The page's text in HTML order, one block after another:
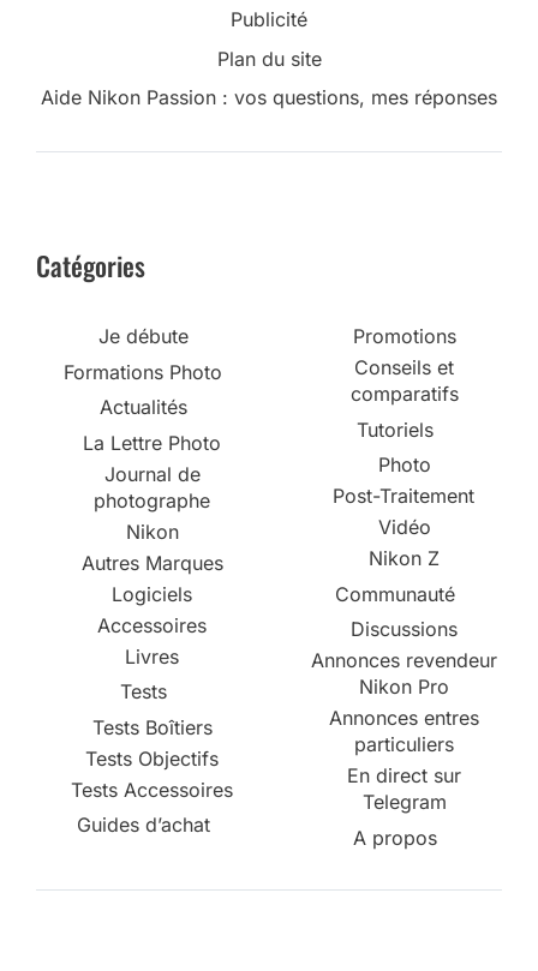
Publicité
Plan du site
Aide Nikon Passion : vos questions, mes réponses
Catégories
Je débute
Formations Photo
Actualités
La Lettre Photo
Journal de
photographe
Nikon
Autres Marques
Logiciels
Accessoires
Livres
Tests
Tests Boîtiers
Tests Objectifs
Tests Accessoires
Guides d’achat
Promotions
Conseils et
comparatifs
Tutoriels
Photo
Post-Traitement
Vidéo
Nikon Z
Communauté
Discussions
Annonces revendeur
Nikon Pro
Annonces entres
particuliers
En direct sur
Telegram
A propos